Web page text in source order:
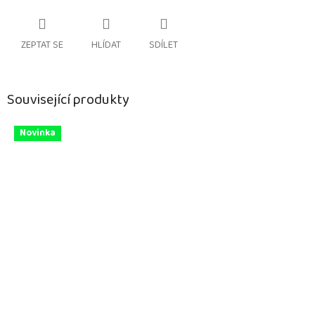
ZEPTAT SE HLÍDAT SDÍLET
Související produkty
Novinka